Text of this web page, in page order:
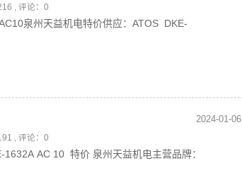
, 评论：0
泉州天益机电特价供应：ATOS DKE-
2024-01-06
, 评论：0
AC 10 特价 泉州天益机电主营品牌：